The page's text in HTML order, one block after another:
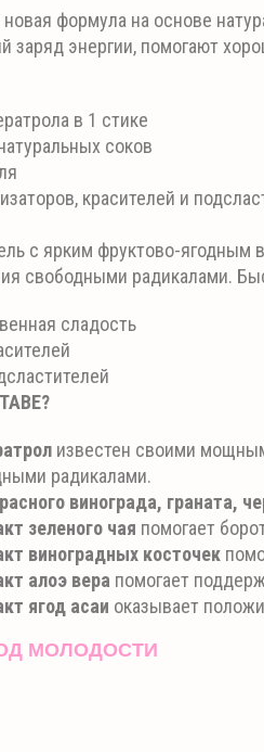
формула на основе
заряд энергии, помогают
в 1 стике
соков
красителей и
с ярким фруктово-
свободными радикалами.
сладость
известен своими
радикалами.
винограда, граната,
зеленого чая помогает
виноградных косточек
алоэ вера помогает
ягод асаи оказывает
МОЛОДОСТИ